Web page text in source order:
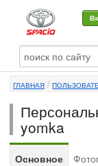
О машине
Автоклуб
Форумы
Сервисы и услуги
ГЛАВНАЯ
yomka
Основное